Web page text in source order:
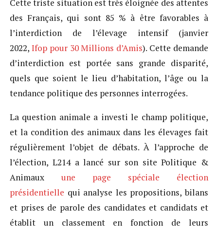
Cette triste situation est très éloignée des attentes
des Français, qui sont 85 % à être favorables à
l’interdiction de l’élevage intensif (janvier
2022, Ifop pour 30 Millions d’Amis). Cette demande
d’interdiction est portée sans grande disparité,
quels que soient le lieu d’habitation, l’âge ou la
tendance politique des personnes interrogées.
La question animale a investi le champ politique,
et la condition des animaux dans les élevages fait
régulièrement l’objet de débats. À l’approche de
l’élection, L214 a lancé sur son site Politique &
Animaux une page spéciale élection
présidentielle qui analyse les propositions, bilans
et prises de parole des candidates et candidats et
établit un classement en fonction de leurs